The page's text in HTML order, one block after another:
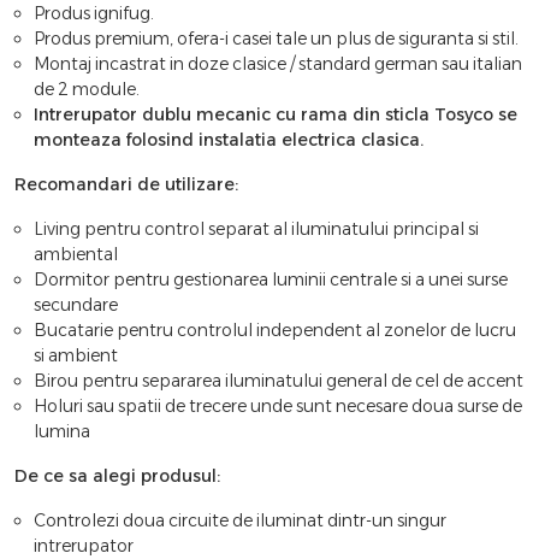
Produs ignifug.
Produs premium, ofera-i casei tale un plus de siguranta si stil.
Montaj incastrat in doze clasice / standard german sau italian
de 2 module.
Intrerupator dublu mecanic cu rama din sticla Tosyco se
monteaza folosind instalatia electrica clasica.
Recomandari de utilizare:
Living pentru control separat al iluminatului principal si
ambiental
Dormitor pentru gestionarea luminii centrale si a unei surse
secundare
Bucatarie pentru controlul independent al zonelor de lucru
si ambient
Birou pentru separarea iluminatului general de cel de accent
Holuri sau spatii de trecere unde sunt necesare doua surse de
lumina
De ce sa alegi produsul:
Controlezi doua circuite de iluminat dintr-un singur
intrerupator